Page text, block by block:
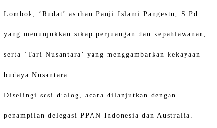
Lombok, ‘Rudat’ asuhan Panji Islami Pangestu, S.Pd.
yang menunjukkan sikap perjuangan dan kepahlawanan,
serta ‘Tari Nusantara’ yang menggambarkan kekayaan
budaya Nusantara.
Diselingi sesi dialog, acara dilanjutkan dengan
penampilan delegasi PPAN Indonesia dan Australia.